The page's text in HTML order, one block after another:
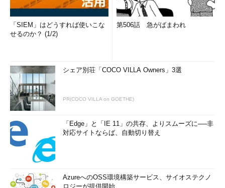
「SIEM」はどうすれば使いこな
せるのか？ (1/2)
第506話 急がばまわれ
シェア別荘「COCO VILLA Owners」3選
PR(COCO VILLA on GOETHE)
「Edge」と「IE 11」の共存、よりスムーズに──非
対応サイトならば、自動切り替え
AzureへのOSS環境構築サービス、サイオステクノ
ロジーが提供開始